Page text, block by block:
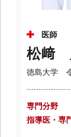
医師
松﨑
徳島大学
専門分野
指導医・専